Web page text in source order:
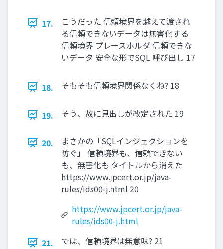
17.
こうだった 信頼境界を越えて渡され
る信頼できないデータは無害化する
信頼境界 プレースホルダ 信頼できな
いデータ 安全な形でSQL 呼び出し 17
18. そもそも信頼境界関係なくね? 18
19. そう、故に見出しが改定された 19
20.
まさかの「SQLインジェクションを
防ぐ」 信頼境界も、信頼できない
も、無害化も タイトルから消えた
https://www.jpcert.or.jp/java-
rules/ids00-j.html 20
https://www.jpcert.or.jp/java-
rules/ids00-j.html
21.
では、信頼境界は無意味? 21